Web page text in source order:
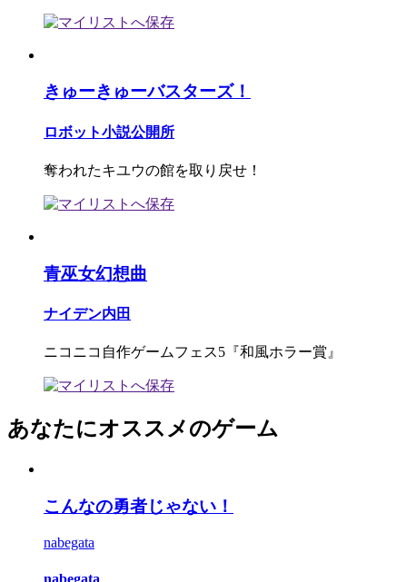
きゅーきゅーバスターズ！
ロボット小説公開所
奪われたキユウの館を取り戻せ！
青巫女幻想曲
ナイデン内田
ニコニコ自作ゲームフェス5『和風ホラー賞』
あなたにオススメのゲーム
こんなの勇者じゃない！
nabegata
nabegata